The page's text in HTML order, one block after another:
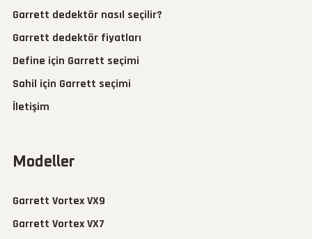
Garrett dedektör nasıl seçilir?
Garrett dedektör fiyatları
Define için Garrett seçimi
Sahil için Garrett seçimi
İletişim
Modeller
Garrett Vortex VX9
Garrett Vortex VX7